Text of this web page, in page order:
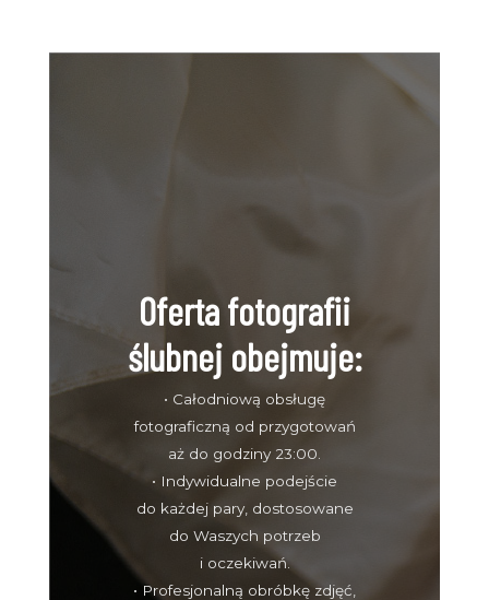
Oferta fotografii
ślubnej obejmuje:
• Całodniową obsługę
fotograficzną od przygotowań
aż do godziny 23:00.
• Indywidualne podejście
do każdej pary, dostosowane
do Waszych potrzeb
i oczekiwań.
• Profesjonalną obróbkę zdjęć,